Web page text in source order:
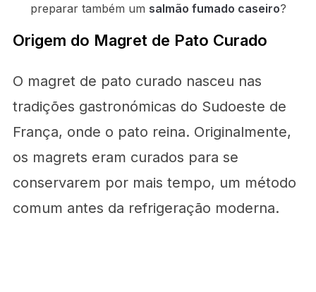
preparar também um salmão fumado caseiro?
Origem do Magret de Pato Curado
O magret de pato curado nasceu nas
tradições gastronómicas do Sudoeste de
França, onde o pato reina. Originalmente,
os magrets eram curados para se
conservarem por mais tempo, um método
comum antes da refrigeração moderna.